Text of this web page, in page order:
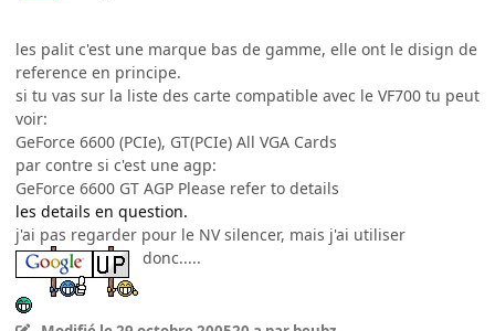
les palit c'est une marque bas de gamme, elle ont le disign de
reference en principe.
si tu vas sur la liste des carte compatible avec le VF700 tu peut
voir:
GeForce 6600 (PCIe), GT(PCIe) All VGA Cards
par contre si c'est une agp:
GeForce 6600 GT AGP Please refer to details
les details en question.
j'ai pas regarder pour le NV silencer, mais j'ai utiliser
donc.....